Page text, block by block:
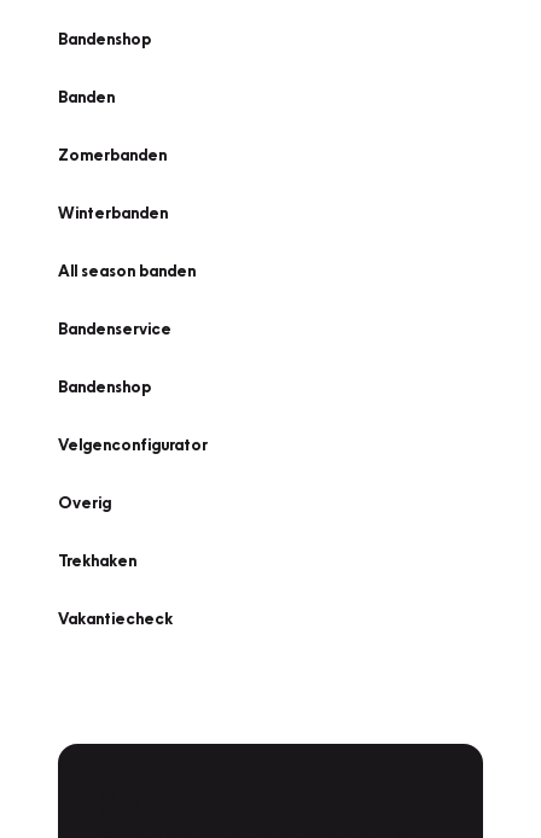
Bandenshop
Banden
Zomerbanden
Winterbanden
All season banden
Bandenservice
Bandenshop
Velgenconfigurator
Overig
Trekhaken
Vakantiecheck